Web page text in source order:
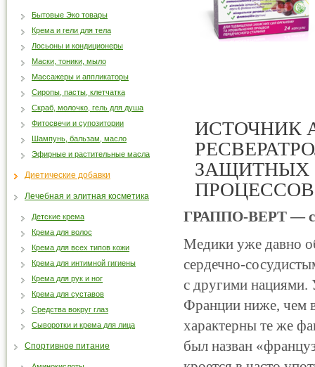
ИСТОЧНИК
ЗАЩИТНЫХ
ГРАППО-ВЕРТ—
Медики уже давно
сердечно-
с другими нациями.
Франции ниже, чем
характерны те же
был назван
Бытовые Эко товары
Крема и гели для тела
Лосьоны и кондиционеры
Маски, тоники, мыло
Массажеры и аппликаторы
Сиропы, пасты, клетчатка
Скраб, молочко, гель для душа
Фитосвечи и супозитории
Шампунь, бальзам, масло
Эфирные и растительные масла
Диетические добавки
Лечебная и элитная косметика
Детские крема
Крема для волос
Крема для всех типов кожи
Крема для интимной гигиены
Крема для рук и ног
Крема для суставов
Средства вокруг глаз
Сыворотки и крема для лица
Спортивное питание